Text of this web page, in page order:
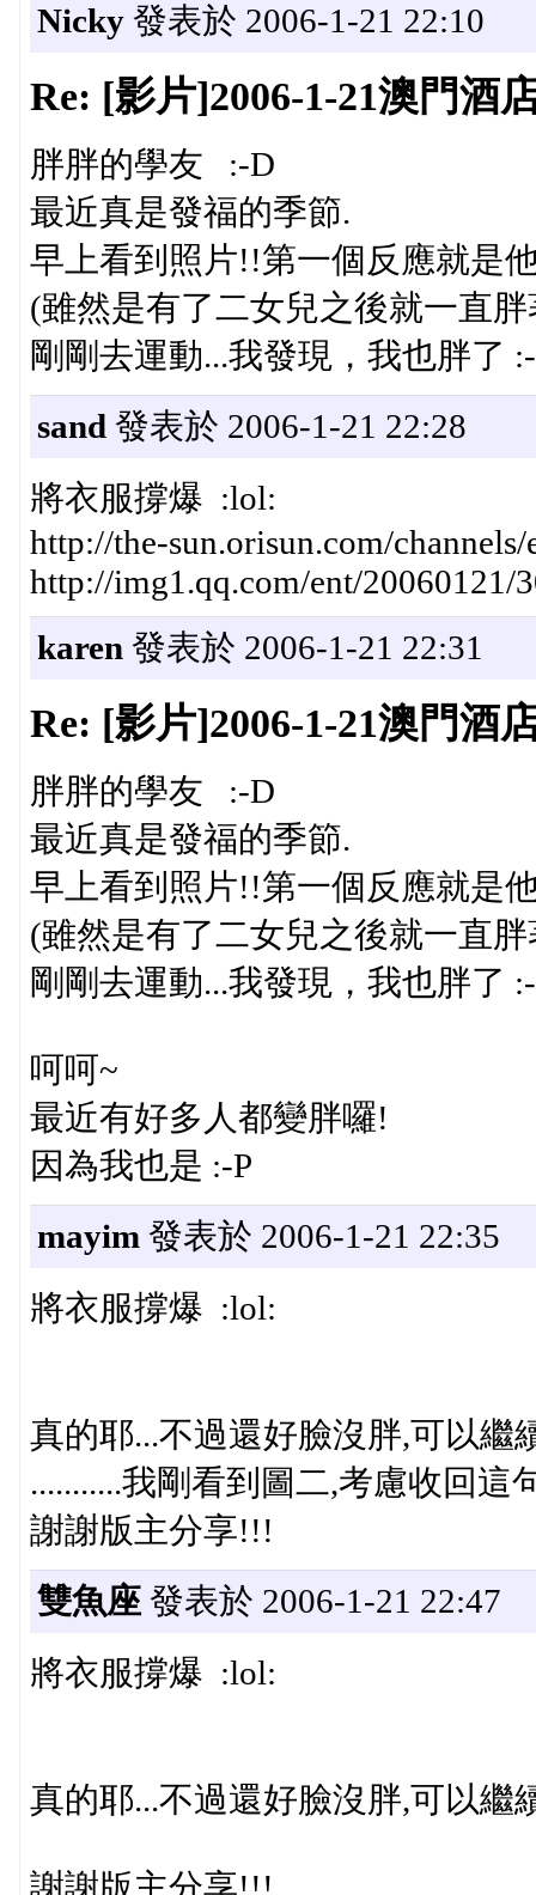
Nicky發表於 2006-1-21 22:10
Re: [影片]2006-1-21澳門酒
胖胖的學友 :-D
最近真是發福的季節.
早上看到照片!!第一個反應就是
(雖然是有了二女兒之後就一直胖
剛剛去運動...我發現，我也胖了
sand 發表於 2006-1-21 22:28
將衣服撐爆 :lol:
http://the-sun.orisun.com/
http://img1.qq.com/ent/20060121/
karen 發表於 2006-1-21 22:31
Re: [影片]2006-1-21澳門酒
胖胖的學友 :-D
最近真是發福的季節.
早上看到照片!!第一個反應就是
(雖然是有了二女兒之後就一直胖
剛剛去運動...我發現，我也胖了
呵呵~
最近有好多人都變胖囉!
因為我也是 :-P
mayim 發表於 2006-1-21 22:35
將衣服撐爆 :lol:
真的耶...不過還好臉沒胖,可以繼
...........我剛看到圖二,考慮收回這
謝謝版主分享!!!
雙魚座發表於 2006-1-21 22:47
將衣服撐爆 :lol:
真的耶...不過還好臉沒胖,可以繼
謝謝版主分享!!!